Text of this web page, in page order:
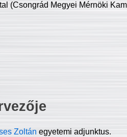
(Csongrád Megyei Mérnöki
Zoltán egyetemi adjunktus.